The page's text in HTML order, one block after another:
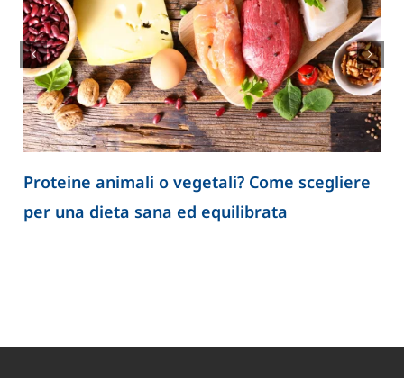
Proteine animali o vegetali? Come scegliere
per una dieta sana ed equilibrata